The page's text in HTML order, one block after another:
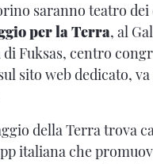
saranno teatro
per la Terra, al
Fuksas, centro
sito web dedicato,
della Terra trova
italiana che